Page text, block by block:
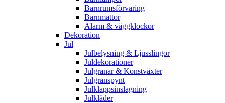
Barnrumsförvaring
Barnmattor
Alarm & väggklockor
Dekoration
Jul
Julbelysning & Ljusslingor
Juldekorationer
Julgranar & Konstväxter
Julgranspynt
Julklappsinslagning
Julkläder